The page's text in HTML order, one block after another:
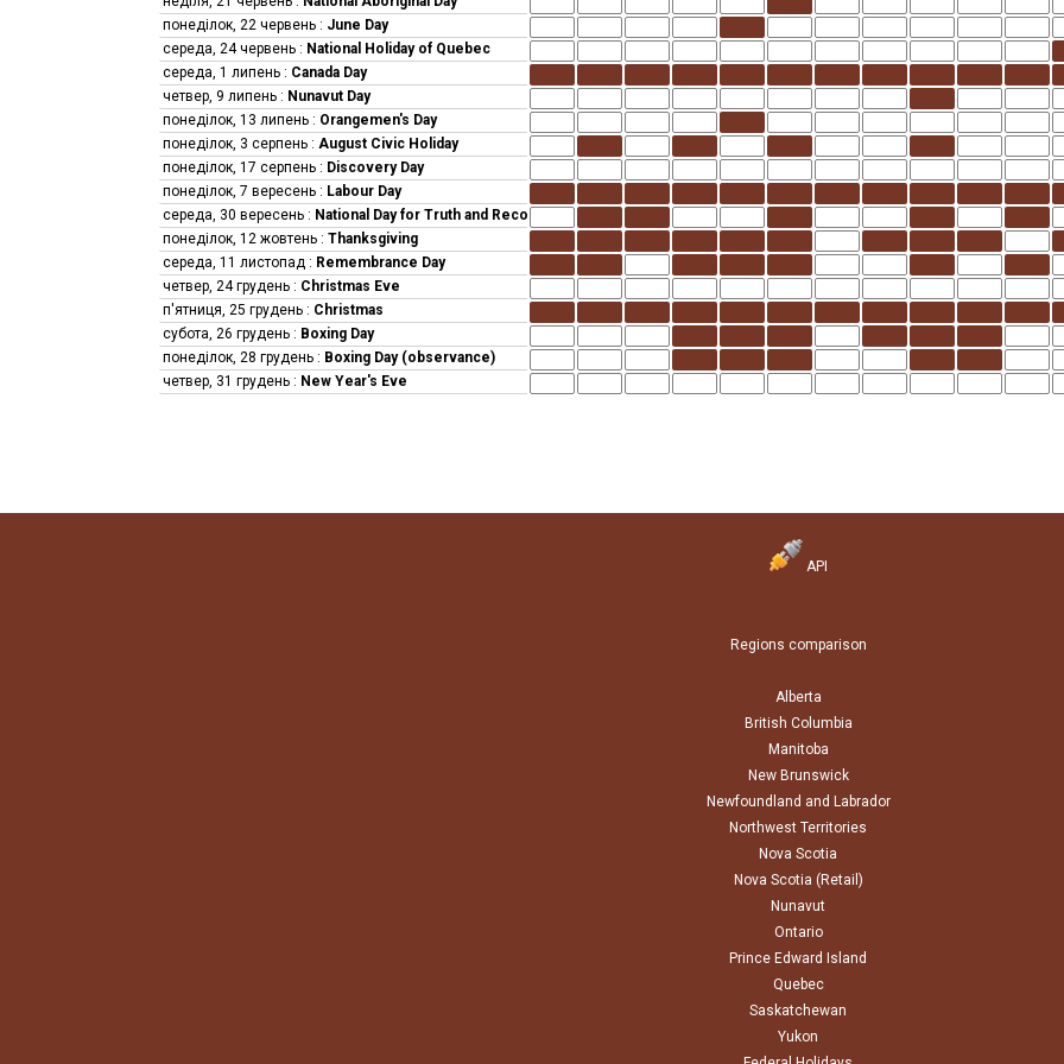
понеділок, 22 червень : June Day
середа, 24 червень : National Holiday of Quebec
середа, 1 липень : Canada Day
четвер, 9 липень : Nunavut Day
понеділок, 13 липень : Orangemen's Day
понеділок, 3 серпень :August Civic Holiday
понеділок, 17 серпень : Discovery Day
понеділок, 7 вересень : Labour Day
середа, 30 вересень : National Day for Truth and Reconciliation
понеділок, 12 жовтень :Thanksgiving
середа, 11 листопад : Remembrance Day
четвер, 24 грудень : Christmas Eve
п'ятниця, 25 грудень : Christmas
субота, 26 грудень : Boxing Day
понеділок, 28 грудень : Boxing Day (observance)
четвер, 31 грудень : New Year's Eve
API
Regions comparison
Alberta
British Columbia
Manitoba
New Brunswick
Newfoundland and Labrador
Northwest Territories
Nova Scotia
Nova Scotia (Retail)
Nunavut
Ontario
Prince Edward Island
Quebec
Saskatchewan
Yukon